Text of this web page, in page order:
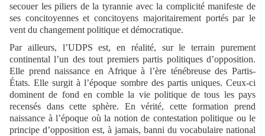
secouer les piliers de la tyrannie avec la complicité manifeste de
ses concitoyennes et concitoyens majoritairement portés par le
vent du changement politique et démocratique.
Par ailleurs, l’UDPS est, en réalité, sur le terrain purement
continental l’un des tout premiers partis politiques d’opposition.
Elle prend naissance en Afrique à l’ère ténébreuse des Partis-
États. Elle surgit à l’époque sombre des partis uniques. Ceux-ci
dominent de fond en comble la vie politique de tous les pays
recensés dans cette sphère. En vérité, cette formation prend
naissance à l’époque où la notion de contestation politique ou le
principe d’opposition est, à jamais, banni du vocabulaire national